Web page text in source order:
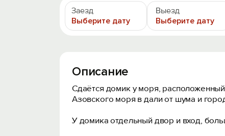
Заезд
Выберите дату
Выезд
Выберите дату
Описание
Сдаётся домик у моря,
Азовского моря в дали от шума и
У домика отдельный двор и вход,